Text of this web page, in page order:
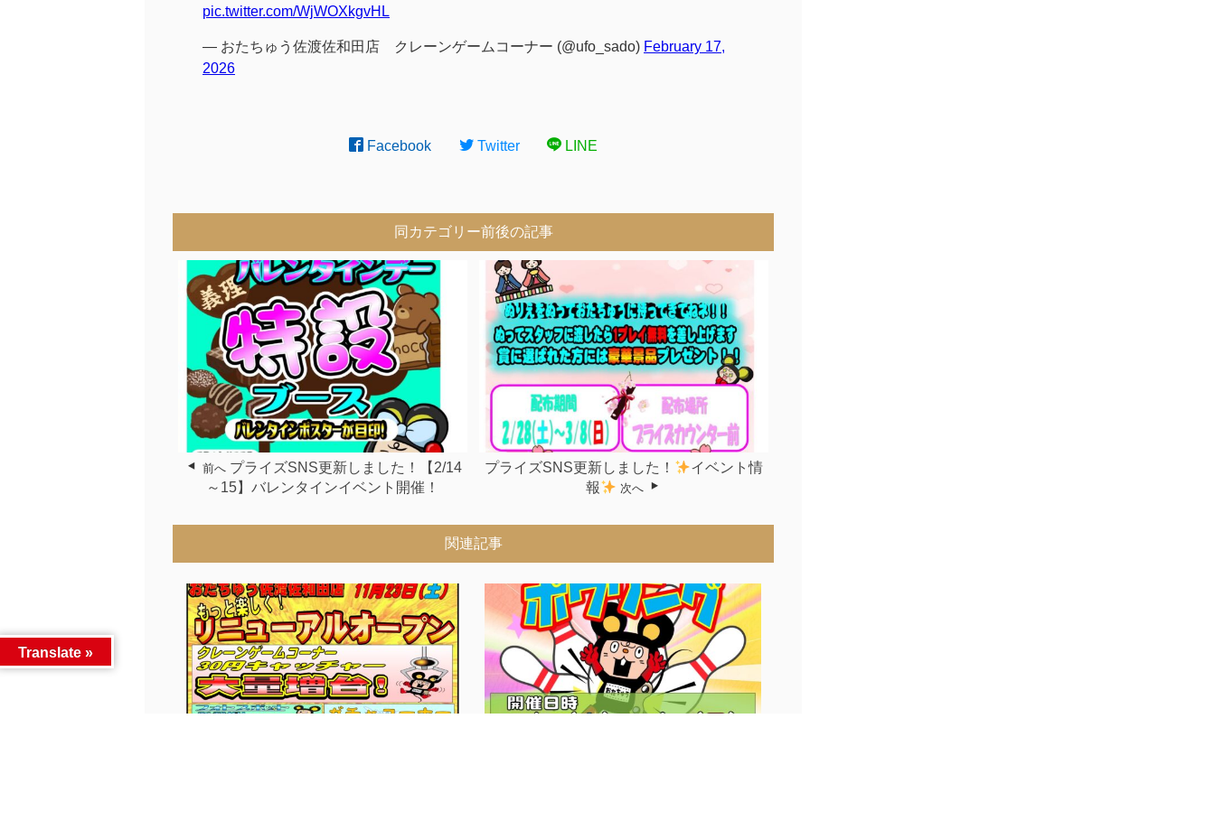
pic.twitter.com/WjWOXkgvHL
— おたちゅう佐渡佐和田店 クレーンゲームコーナー (@ufo_sado) February 17,
2026
Facebook Twitter LINE
同カテゴリー前後の記事
前へ プライズSNS更新しました！【2/14
～15】バレンタインイベント開催！
プライズSNS更新しました！
イベント情
報
次へ
関連記事
Translate »